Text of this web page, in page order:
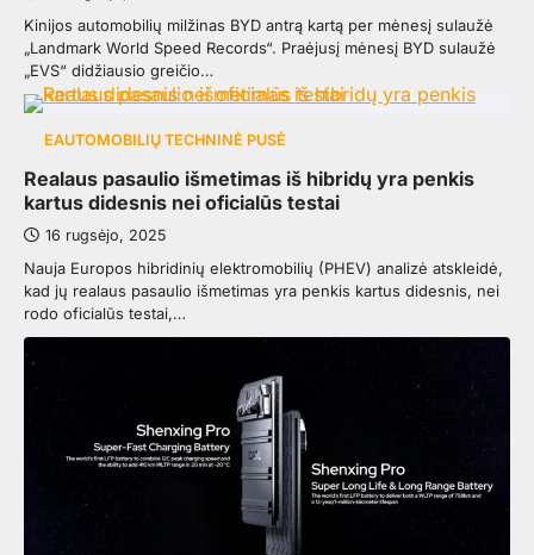
Kinijos automobilių milžinas BYD antrą kartą per mėnesį sulaužė
„Landmark World Speed ​​Records“. Praėjusį mėnesį BYD sulaužė
„EVS“ didžiausio greičio…
EAUTOMOBILIŲ TECHNINĖ PUSĖ
Realaus pasaulio išmetimas iš hibridų yra penkis
kartus didesnis nei oficialūs testai
16 rugsėjo, 2025
Nauja Europos hibridinių elektromobilių (PHEV) analizė atskleidė,
kad jų realaus pasaulio išmetimas yra penkis kartus didesnis, nei
rodo oficialūs testai,…